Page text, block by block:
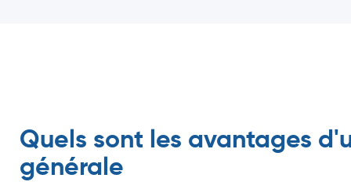
Quels sont les avantages
générale